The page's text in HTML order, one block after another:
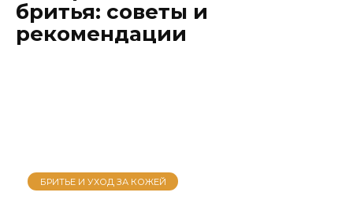
бритья: советы и
рекомендации
БРИТЬЕ И УХОД ЗА КОЖЕЙ